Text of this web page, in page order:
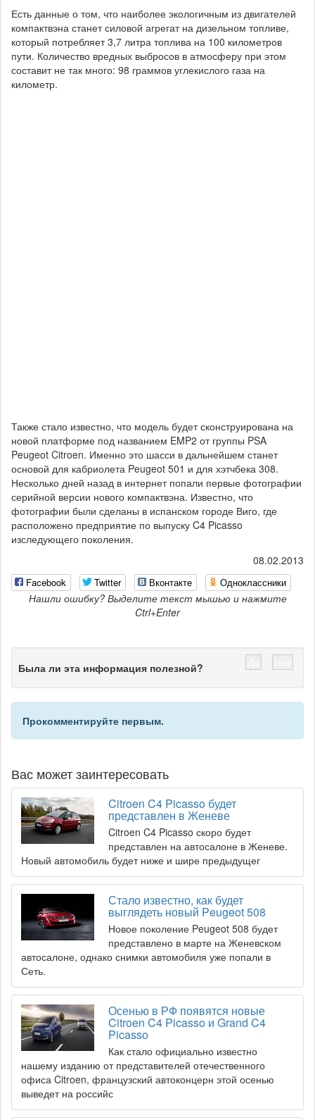
Есть данные о том, что наиболее экологичным из двигателей
компактвэна станет силовой агрегат на дизельном топливе,
который потребляет 3,7 литра топлива на 100 километров
пути. Количество вредных выбросов в атмосферу при этом
составит не так много: 98 граммов углекислого газа на
километр.
Также стало известно, что модель будет сконструирована на
новой платформе под названием EMP2 от группы PSA
Peugeot Citroen. Именно это шасси в дальнейшем станет
основой для кабриолета Peugeot 501 и для хэтчбека 308.
Несколько дней назад в интернет попали первые фотографии
серийной версии нового компактвэна. Известно, что
фотографии были сделаны в испанском городе Виго, где
расположено предприятие по выпуску C4 Picasso
изследующего поколения.
08.02.2013
Facebook Twitter Вконтакте Одноклассники
Нашли ошибку? Выделите текст мышью и нажмите
Ctrl+Enter
Была ли эта информация полезной?
Прокомментируйте первым.
Вас может заинтересовать
Citroen C4 Picasso будет
представлен в Женеве
Citroen C4 Picasso скоро будет
представлен на автосалоне в Женеве.
Новый автомобиль будет ниже и шире предыдущег
Стало известно, как будет
выглядеть новый Peugeot 508
Новое поколение Peugeot 508 будет
представлено в марте на Женевском
автосалоне, однако снимки автомобиля уже попали в
Сеть.
Осенью в РФ появятся новые
Citroen C4 Picasso и Grand C4
Picasso
Как стало официально известно
нашему изданию от представителей отечественного
офиса Citroen, французский автоконцерн этой осенью
выведет на российс